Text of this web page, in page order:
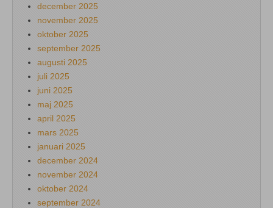
december 2025
november 2025
oktober 2025
september 2025
augusti 2025
juli 2025
juni 2025
maj 2025
april 2025
mars 2025
januari 2025
december 2024
november 2024
oktober 2024
september 2024